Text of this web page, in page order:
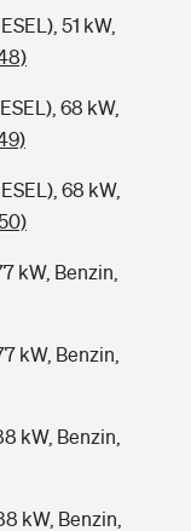
51 kW,
68 kW,
68 kW,
kW, Benzin,
kW, Benzin,
kW, Benzin,
kW, Benzin,